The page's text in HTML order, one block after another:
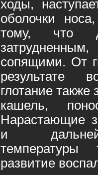
ходы,
оболочки
тому, что
сопящими. От
результате
глотание также
кашель,
Нарастающие
и
развитие